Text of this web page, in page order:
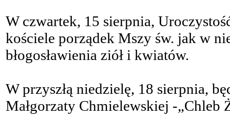
W czwartek, 15 sierpnia,
kościele porządek Mszy św. jak w
błogosławienia ziół i kwiatów.
W przyszłą niedzielę, 18 sierpnia,
Małgorzaty Chmielewskiej -„Chleb